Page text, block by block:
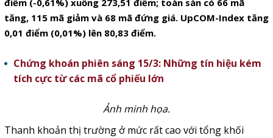
điểm (-0,61%) xuống 273,51 điểm; toàn sàn có 66 mã
tăng, 115 mã giảm và 68 mã đứng giá. UpCOM-Index tăng
0,01 điểm (0,01%) lên 80,83 điểm.
Chứng khoán phiên sáng 15/3: Những tín hiệu kém
tích cực từ các mã cổ phiếu lớn
Ảnh minh họa.
Thanh khoản thị trường ở mức rất cao với tổng khối